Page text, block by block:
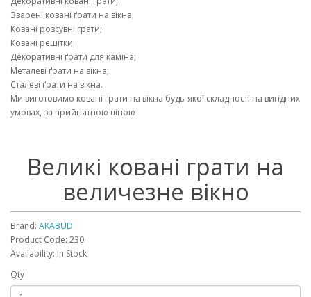
Зварені ковані ґрати на вікна;
Ковані розсувні грати;
Ковані решітки;
Декоративні ґрати для каміна;
Металеві ґрати на вікна;
Сталеві ґрати на вікна.
Ми виготовимо ковані ґрати на вікна будь-якої складності на вигідних
умовах, за прийнятною ціною
Великі ковані грати на
величезне вікно
Brand: AKABUD
Product Code: 230
Availability: In Stock
Qty